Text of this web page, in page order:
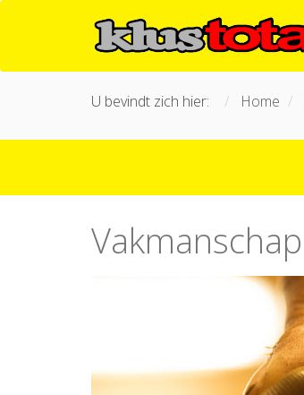
U bevindt zich hier: Home
Vakmanschap